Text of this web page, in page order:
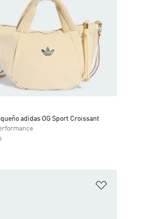
adidas OG Sport Croissant